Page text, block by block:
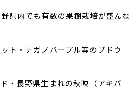
県内でも有数の果樹栽培が盛んな
ト・ナガノパープル等のブドウ
・長野県生まれの秋映（アキバ